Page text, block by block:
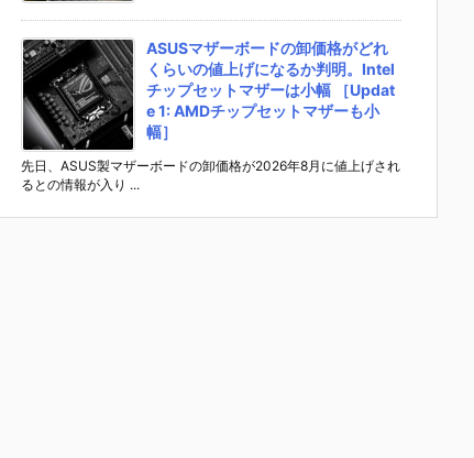
ASUSマザーボードの卸価格がどれ
くらいの値上げになるか判明。Intel
チップセットマザーは小幅 ［Updat
e 1: AMDチップセットマザーも小
幅］
先日、ASUS製マザーボードの卸価格が2026年8月に値上げされ
るとの情報が入り ...